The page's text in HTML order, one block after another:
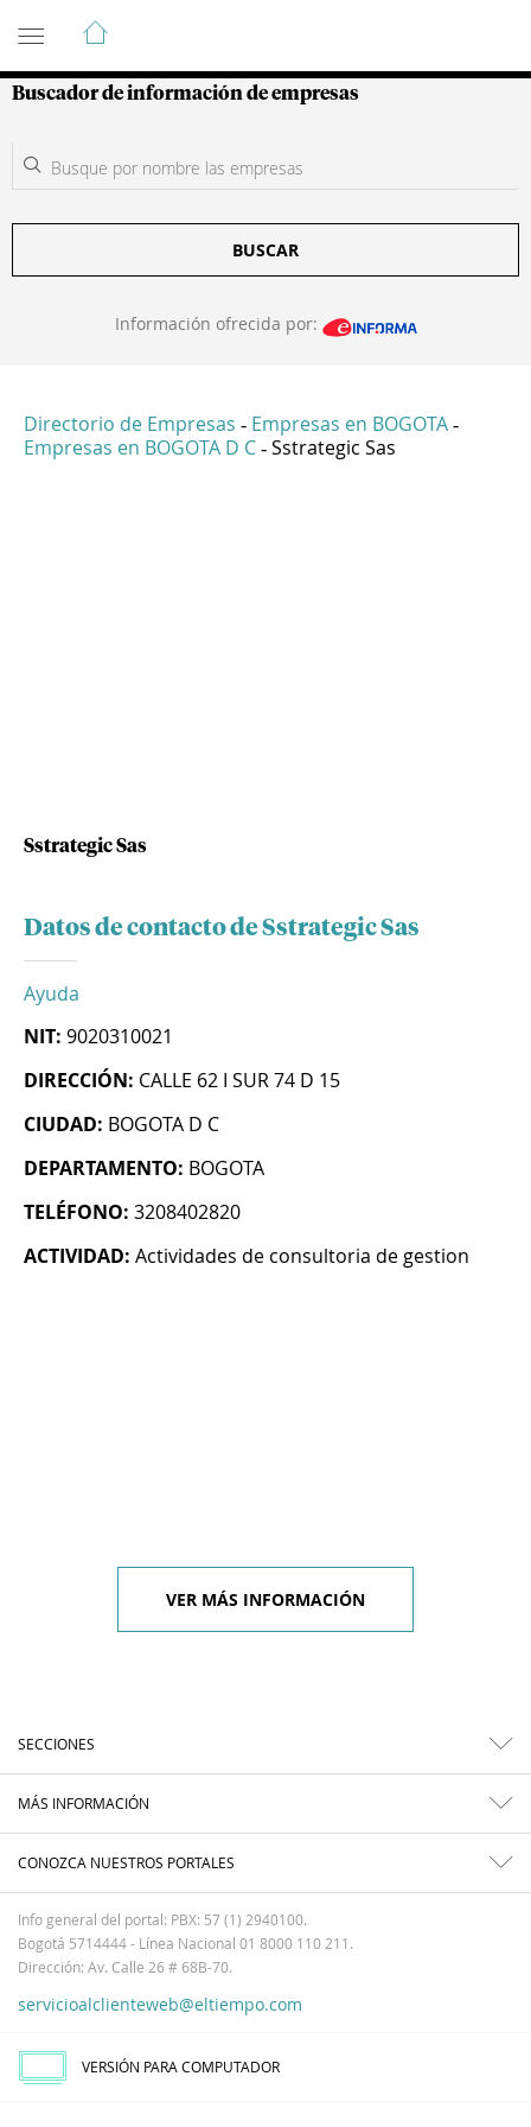
Guía de Empresas Colombianas
Buscador de información de empresas
BUSCAR
Información ofrecida por:
Directorio de Empresas - Empresas en BOGOTA -
Empresas en BOGOTA D C - Sstrategic Sas
Sstrategic Sas
Datos de contacto de Sstrategic Sas
Ayuda
NIT: 9020310021
DIRECCIÓN: CALLE 62 I SUR 74 D 15
CIUDAD: BOGOTA D C
DEPARTAMENTO: BOGOTA
TELÉFONO: 3208402820
ACTIVIDAD: Actividades de consultoria de gestion
VER MÁS INFORMACIÓN
SECCIONES
MÁS INFORMACIÓN
CONOZCA NUESTROS PORTALES
Info general del portal: PBX: 57 (1) 2940100.
Bogotá 5714444 - Línea Nacional 01 8000 110 211.
Dirección: Av. Calle 26 # 68B-70.
servicioalclienteweb@eltiempo.com
VERSIÓN PARA COMPUTADOR